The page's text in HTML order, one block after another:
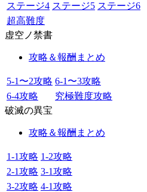
ステージ4 ステージ5 ステージ6
超高難度
虚空ノ禁書
攻略＆報酬まとめ
5-1〜2攻略 6-1〜3攻略
6-4攻略
究極難度攻略
破滅の異宝
攻略＆報酬まとめ
1-1攻略 1-2攻略
2-1攻略 3-1攻略
3-2攻略 4-1攻略